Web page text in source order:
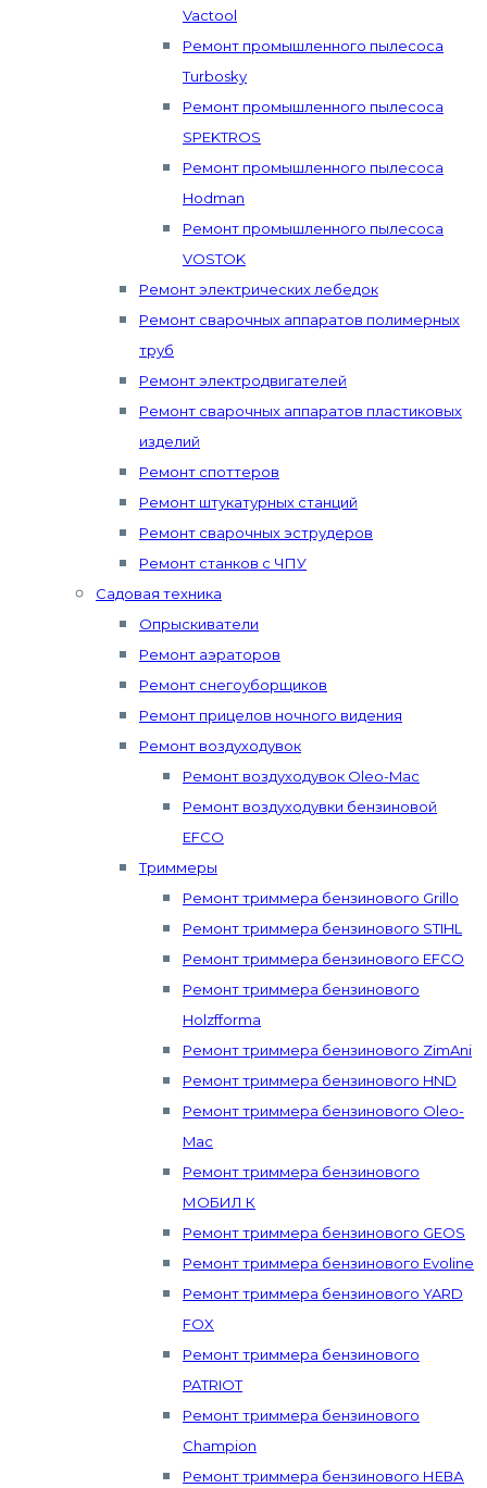
Vactool
Ремонт промышленного пылесоса
Turbosky
Ремонт промышленного пылесоса
SPEKTROS
Ремонт промышленного пылесоса
Hodman
Ремонт промышленного пылесоса
VOSTOK
Ремонт электрических лебедок
Ремонт сварочных аппаратов полимерных
труб
Ремонт электродвигателей
Ремонт сварочных аппаратов пластиковых
изделий
Ремонт споттеров
Ремонт штукатурных станций
Ремонт сварочных эструдеров
Ремонт станков с ЧПУ
Садовая техника
Опрыскиватели
Ремонт аэраторов
Ремонт снегоуборщиков
Ремонт прицелов ночного видения
Ремонт воздуходувок
Ремонт воздуходувок Oleo-Mac
Ремонт воздуходувки бензиновой
EFCO
Триммеры
Ремонт триммера бензинового Grillo
Ремонт триммера бензинового STIHL
Ремонт триммера бензинового EFCO
Ремонт триммера бензинового
Holzfforma
Ремонт триммера бензинового ZimAni
Ремонт триммера бензинового HND
Ремонт триммера бензинового Oleo-
Mac
Ремонт триммера бензинового
МОБИЛ К
Ремонт триммера бензинового GEOS
Ремонт триммера бензинового Evoline
Ремонт триммера бензинового YARD
FOX
Ремонт триммера бензинового
PATRIOT
Ремонт триммера бензинового
Champion
Ремонт триммера бензинового НЕВА